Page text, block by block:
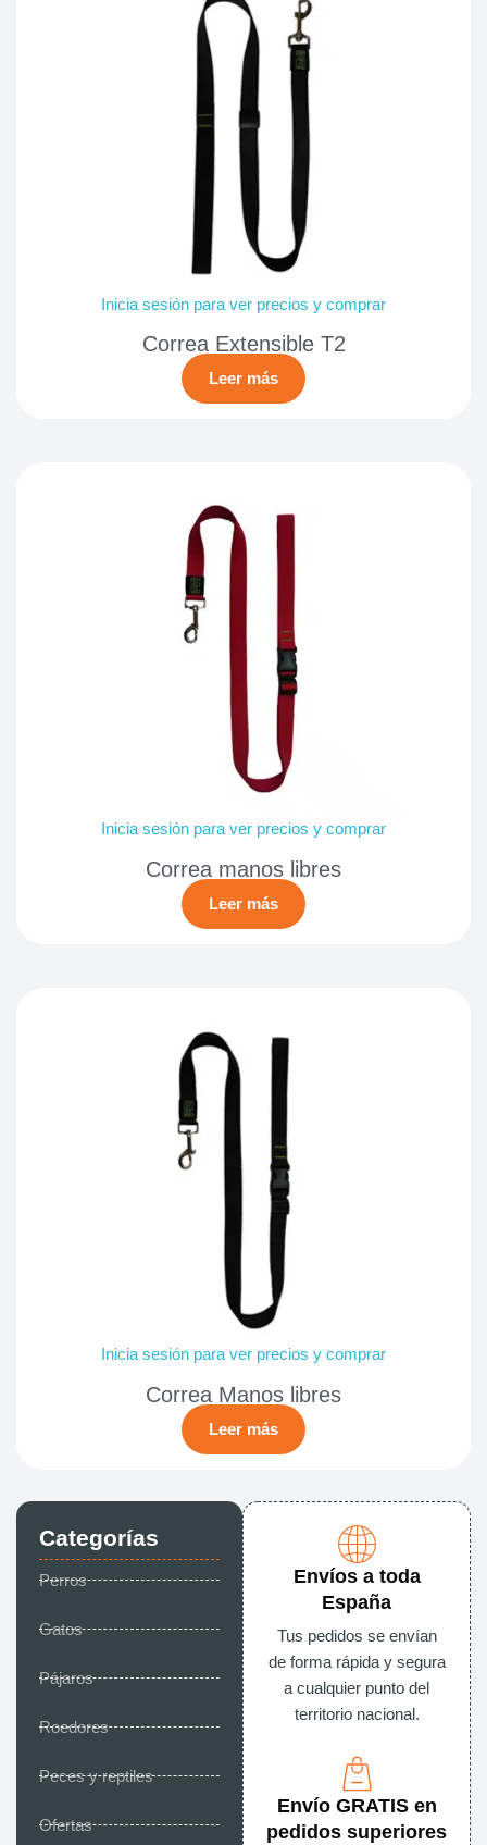
Categorías
Perros
Gatos
Pájaros
Roedores
Peces y reptiles
Ofertas
Envíos a toda
España
Tus pedidos se envían
de forma rápida y segura
a cualquier punto del
territorio nacional.
Envío GRATIS en
pedidos superiores
Inicia sesión para ver precios y comprar
Correa Extensible T2
Leer más
Inicia sesión para ver precios y comprar
Correa manos libres
Leer más
Inicia sesión para ver precios y comprar
Correa Manos libres
Leer más